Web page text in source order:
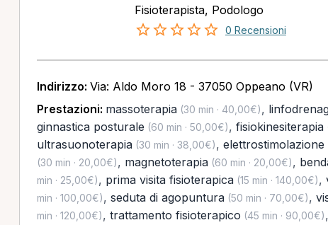
Fisioterapista, Podologo
0 Recensioni
Indirizzo: Via: Aldo Moro 18 - 37050 Oppeano (VR)
Prestazioni: massoterapia(30 min · 40,00€),
ginnastica posturale (60 min · 50,00€), fisiokinesiterapia
ultrasuonoterapia(30 min · 38,00€), elettrostimolazione
(30 min · 20,00€), magnetoterapia(60 min · 20,00€),
min · 25,00€), prima visita fisioterapica(15 min · 140,00€),
min · 100,00€), seduta di agopuntura(50 min · 70,00€),
min · 120,00€), trattamento fisioterapico (45 min · 90,00€),